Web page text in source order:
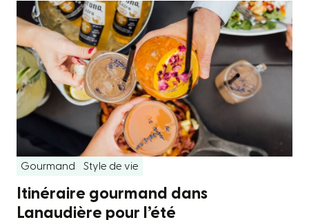
Gourmand Style de vie
Itinéraire gourmand dans
Lanaudière pour l’été